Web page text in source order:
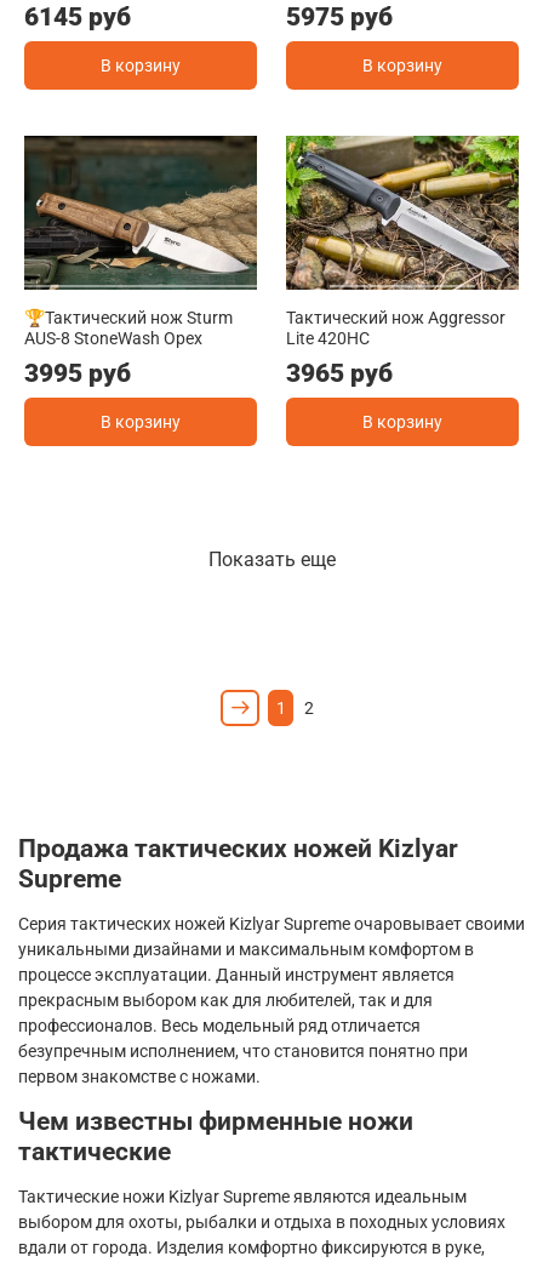
6145 руб
В корзину
5975 руб
В корзину
🏆Тактический нож Sturm
AUS-8 StoneWash Орех
3995 руб
В корзину
Тактический нож Aggressor
Lite 420HC
3965 руб
В корзину
Показать еще
1 2
Продажа тактических ножей Kizlyar
Supreme
Серия тактических ножей KizlyarSupremeочаровывает своими
уникальными дизайнами и максимальным комфортом в
процессе эксплуатации. Данный инструмент является
прекрасным выбором как для любителей, так и для
профессионалов. Весь модельный ряд отличается
безупречным исполнением, что становится понятно при
первом знакомстве с ножами.
Чем известны фирменные ножи
тактические
Тактические ножи KizlyarSupremeявляются идеальным
выбором для охоты, рыбалки и отдыха в походных условиях
вдали от города. Изделия комфортно фиксируются в руке,